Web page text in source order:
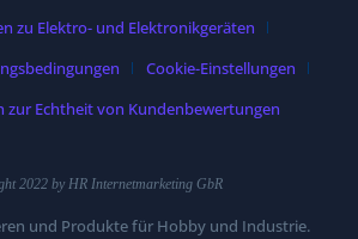
zu Elektro- und Elektronikgeräten
Cookie-Einstellungen
Echtheit von Kundenbewertungen
2022 by HR Internetmarketing GbR
und Produkte für Hobby und Industrie.